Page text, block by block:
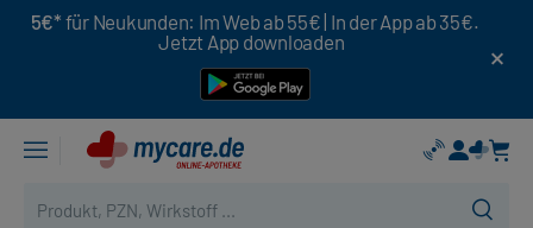
5€* für Neukunden: Im Web ab 55€ | In der App ab 35€.
Jetzt App downloaden